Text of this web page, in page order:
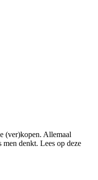
(ver)kopen. Allemaal
denkt. Lees op deze